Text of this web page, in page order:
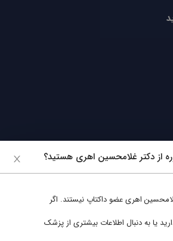
دنبال کنید
از دکتر غلامحسین اهری هستید؟
اهریعضو داکتاپ نیستند. اگر
یا به دنبال اطلاعات بیشتری از پزشک